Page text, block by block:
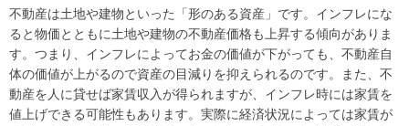
【外部リンク】一般社団法人 住宅購入支援協会
【外部リンク】日本全国70店舗 おうちの買い方相談室グループ
サイト
不動産は土地や建物といった「形のある資産」です。インフレにな
ると物価とともに土地や建物の不動産価格も上昇する傾向がありま
す。つまり、インフレによってお金の価値が下がっても、不動産自
体の価値が上がるので資産の目減りを抑えられるのです。また、不
動産を人に貸せば家賃収入が得られますが、インフレ時には家賃を
値上げできる可能性もあります。実際に経済状況によっては家賃が